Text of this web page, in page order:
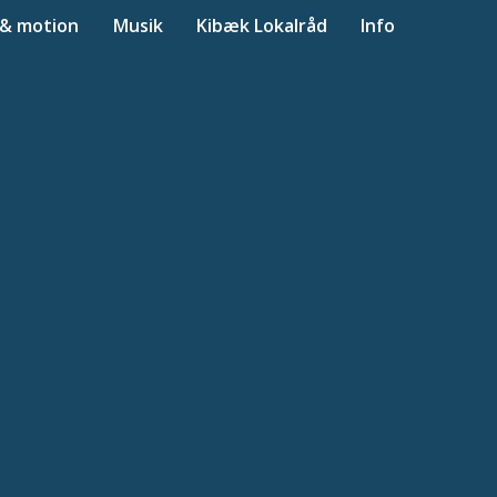
motion Musik Kibæk Lokalråd Info